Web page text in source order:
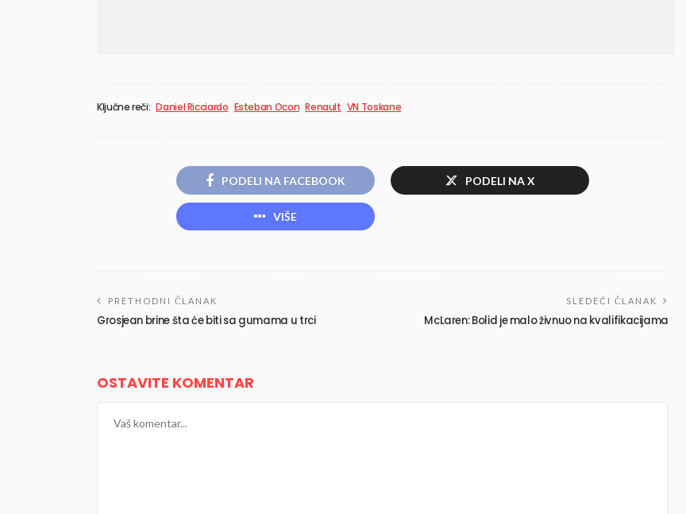
Ključne reči: Daniel Ricciardo Esteban Ocon Renault VN Toskane
PODELI NA FACEBOOK PODELI NA X
VIŠE
PRETHODNI ČLANAK
Grosjean brine šta će biti sa gumama u trci
SLEDEĆI ČLANAK
McLaren: Bolid je malo živnuo na kvalifikacijama
OSTAVITE KOMENTAR